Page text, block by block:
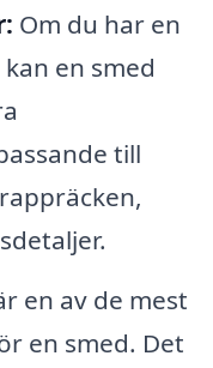
Om du har en
en smed
till
en av de mest
en smed. Det